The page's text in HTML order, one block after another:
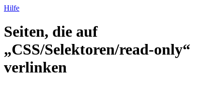
Hilfe
Seiten, die auf
„CSS/Selektoren/read-only“
verlinken